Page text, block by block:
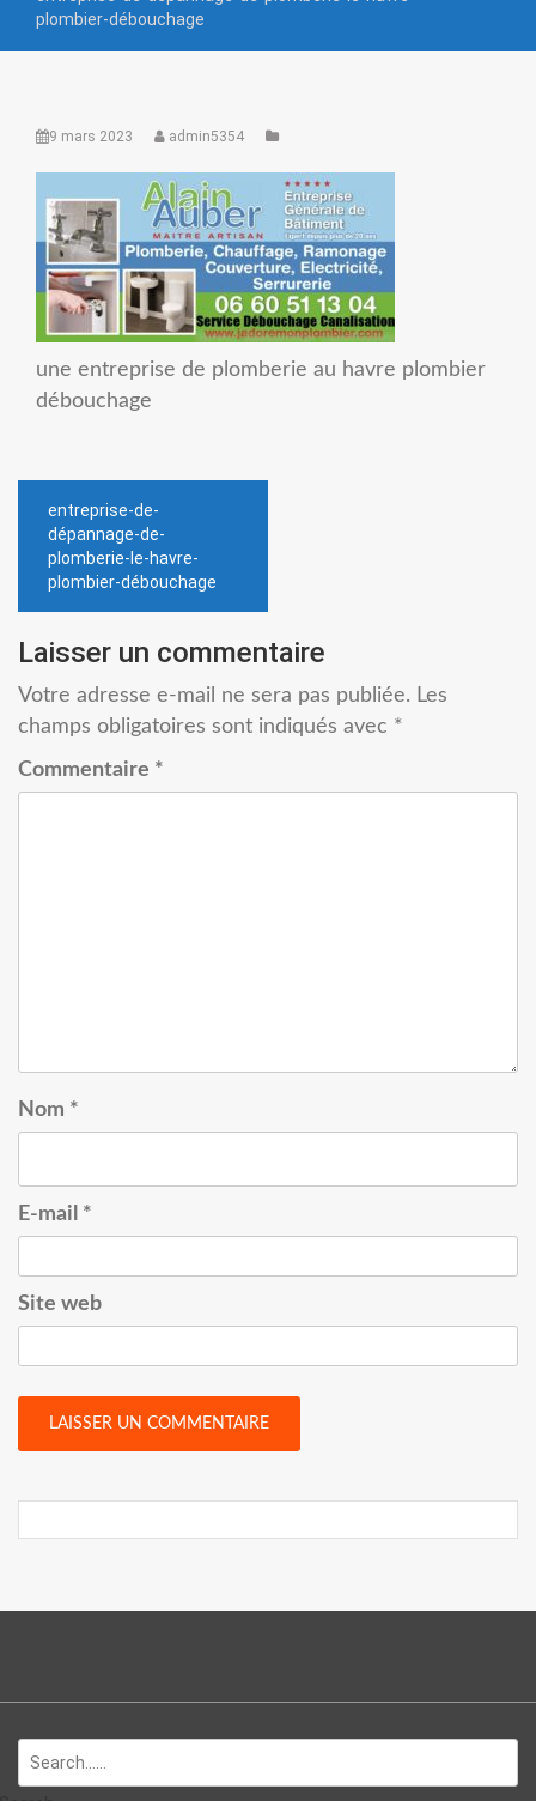
plombier-débouchage
9 mars 2023 admin5354
une entreprise de plomberie au havre plombier
débouchage
Navigation
de
l’article
entreprise-de-
dépannage-de-
plomberie-le-havre-
plombier-débouchage
Laisser un commentaire
Votre adresse e-mail ne sera pas publiée. Les
champs obligatoires sont indiqués avec *
Commentaire *
Nom *
E-mail *
Site web